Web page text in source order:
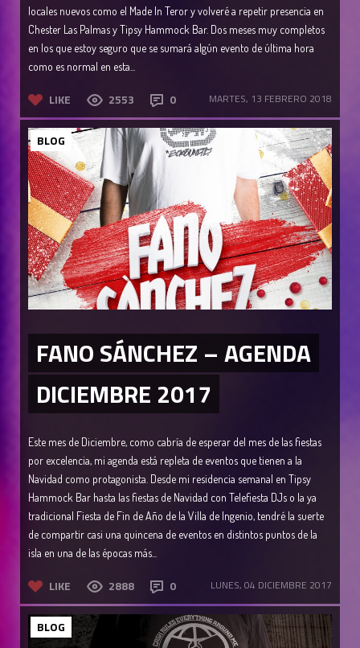
locales nuevos como el Made In Teror y volveré a repetir presencia en
Chester Las Palmas y Tipsy Hammock Bar. Dos meses muy completos
en los que estoy seguro que se sumará algún evento de última hora
como es normal en esta...
LIKE 2553 0 MARTES, 13 FEBRERO 2018
BLOG
FANO SÁNCHEZ – AGENDA
DICIEMBRE 2017
Este mes de Diciembre, como cabría de esperar del mes de las fiestas
por excelencia, mi agenda está repleta de eventos que tienen a la
Navidad como protagonista. Desde mi residencia semanal en Tipsy
Hammock Bar hasta las fiestas de Navidad con Telefiesta DJs o la ya
tradicional Fiesta de Fin de Año de la Villa de Ingenio, tendré la suerte
de compartir casi una quincena de eventos en distintos puntos de la
isla en una de las épocas más...
LIKE 2888 0 LUNES, 04 DICIEMBRE 2017
BLOG